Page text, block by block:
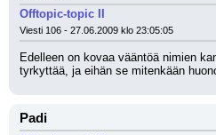
Offtopic-topic II
Viesti 106 - 27.06.2009 klo 23:05:05
Edelleen on kovaa vääntöä nimien
tyrkyttää, ja eihän se mitenkään
Padi